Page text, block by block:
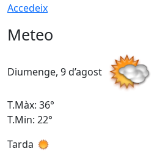
Accedeix
Meteo
Diumenge, 9 d’agost
T.Màx: 36°
T.Min: 22°
Tarda